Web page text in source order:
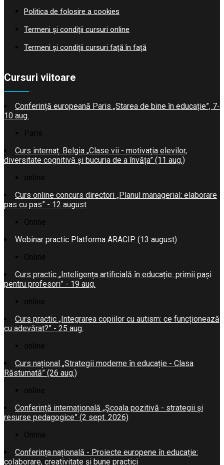
Politica de folosire a cookies
Termeni și condiții cursuri online
Termeni și condiții cursuri față în față
Cursuri viitoare
Conferință europeană Paris „Starea de bine în educație”, 7-
10 aug.
Paris
Curs internaț. Belgia „Clase vii - motivația elevilor,
diversitate cognitivă și bucuria de a învăța” (11 aug.)
online
Curs online concurs directori „Planul managerial: elaborare
pas cu pas” - 12 august
Online
Webinar practic Platforma ARACIP (13 august)
Online
Curs practic „Inteligența artificială în educație: primii pași
pentru profesori” - 19 aug.
online
Curs practic „Integrarea copiilor cu autism: ce funcționează
cu adevărat?” - 25 aug.
online
Curs național „Strategii moderne în educație - Clasa
Răsturnată” (26 aug.)
online
Conferință internațională „Școala pozitivă - strategii și
resurse pedagogice” (2 sept. 2026)
Online
Conferința națională - Proiecte europene în educație:
colaborare, creativitate și bune practici